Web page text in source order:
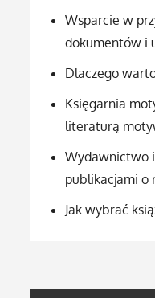
Wsparcie w
dokumentów i
Dlaczego
Księgarnia
literaturą
Wydawnictwo
publikacjami o
Jak wybrać